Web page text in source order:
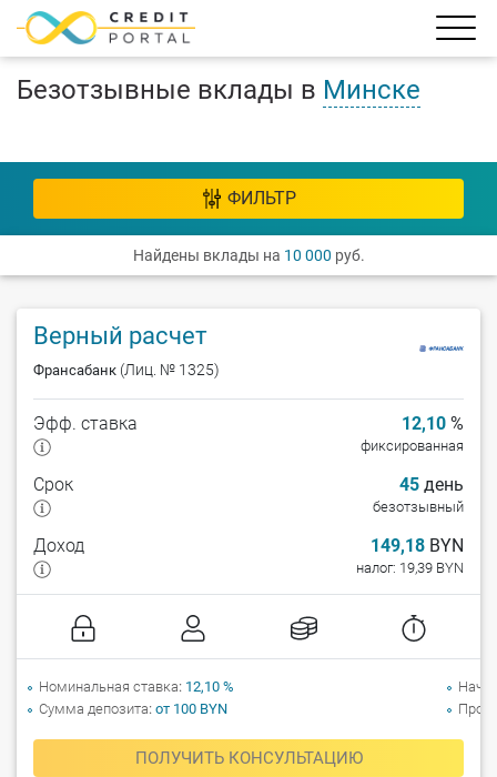
Безотзывные вклады в Минске
ФИЛЬТР
Найдены вклады на 10 000 руб.
Верный расчет
Франсабанк (Лиц. № 1325)
Эфф. ставка 12,10 %
фиксированная
Срок 45 день
безотзывный
Доход 149,18 BYN
налог: 19,39 BYN
ПОЛУЧИТЬ КОНСУЛЬТАЦИЮ
Номинальная ставка 12,10 %
Сумма депозита от 100 BYN